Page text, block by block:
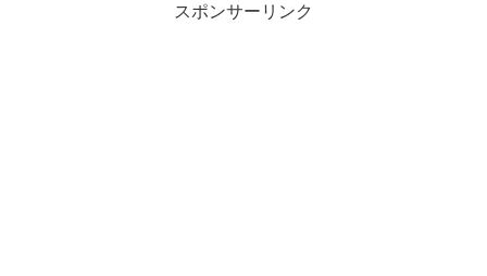
スポンサーリンク